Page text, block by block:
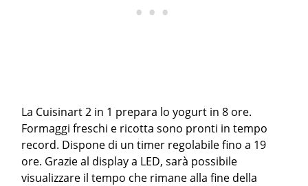
La Cuisinart 2 in 1 prepara lo yogurt in 8 ore.
Formaggi freschi e ricotta sono pronti in tempo
record. Dispone di un timer regolabile fino a 19
ore. Grazie al display a LED, sarà possibile
visualizzare il tempo che rimane alla fine della